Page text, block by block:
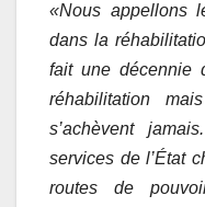
«Nous appellons
dans la
fait une décennie
réhabilitation
s’achèvent jamais
services de l’État
routes de